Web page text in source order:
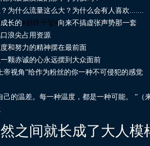
为什么流量这么大？为什么会有人喜欢.......
长的#易烊千玺#向来不搞虚张声势那一套
浪尖占用资源
和努力的精神摆在最前面
颗赤诚的心永远摆到大众面前
帝视角”给作为粉丝的你一种不可侵犯的感觉
己的温差。每一种温度，都是一种可能。 ”（
之间就长成了大人模